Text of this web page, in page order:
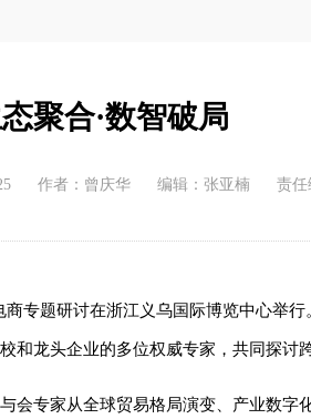
聚合·数智破局
作者：曾庆华 编辑：张亚楠 责任
专题研讨在浙江义乌国际博览中心举
龙头企业的多位权威专家，共同探讨
会专家从全球贸易格局演变、产业数字